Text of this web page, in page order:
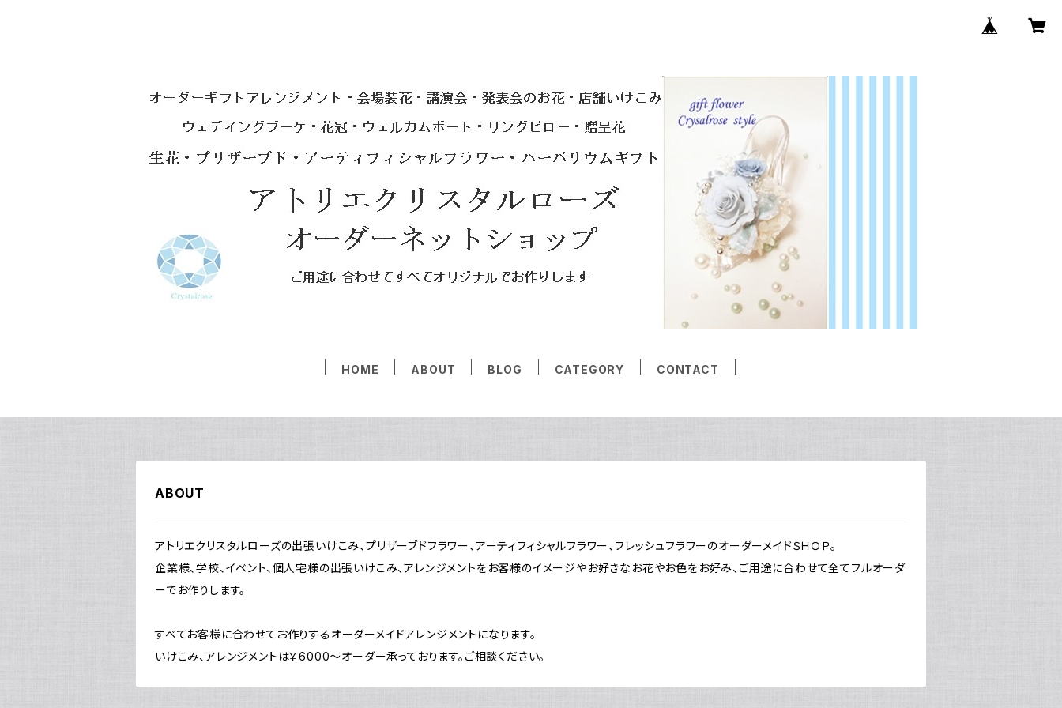
HOME ABOUT BLOG CATEGORY CONTACT
ABOUT
アトリエクリスタルローズの出張いけこみ、プリザーブドフラワー、アーティフィシャルフラワー、フレッシュフラワーのオーダーメイドＳＨＯＰ。
企業様、学校、イベント、個人宅様の出張いけこみ、アレンジメントをお客様のイメージやお好きなお花やお色をお好み、ご用途に合わせて全てフルオーダ
ーでお作りします。
すべてお客様に合わせてお作りするオーダーメイドアレンジメントになります。
いけこみ、アレンジメントは￥6000～オーダー承っております。ご相談ください。